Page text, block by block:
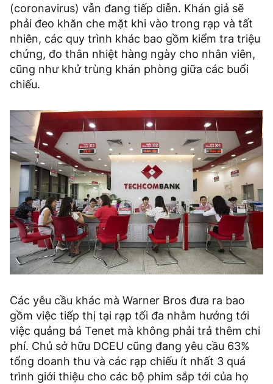
(coronavirus) vẫn đang tiếp diễn. Khán giả sẽ
phải đeo khăn che mặt khi vào trong rạp và tất
nhiên, các quy trình khác bao gồm kiểm tra triệu
chứng, đo thân nhiệt hàng ngày cho nhân viên,
cũng như khử trùng khán phòng giữa các buổi
chiếu.
Các yêu cầu khác mà Warner Bros đưa ra bao
gồm việc tiếp thị tại rạp tối đa nhằm hướng tới
việc quảng bá Tenet mà không phải trả thêm chi
phí. Chủ sở hữu DCEU cũng đang yêu cầu 63%
tổng doanh thu và các rạp chiếu ít nhất 3 quá
trình giới thiệu cho các bộ phim sắp tới của họ